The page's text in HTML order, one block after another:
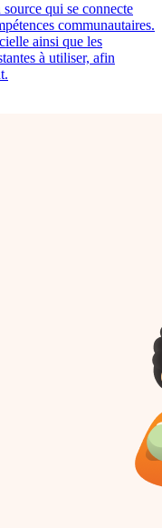
qui se connecte
communautaires.
ainsi que les
à utiliser, afin